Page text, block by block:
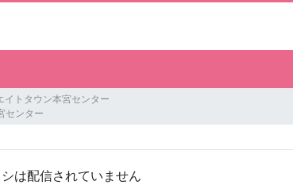
イトタウン本宮センター
センター
は配信されていません